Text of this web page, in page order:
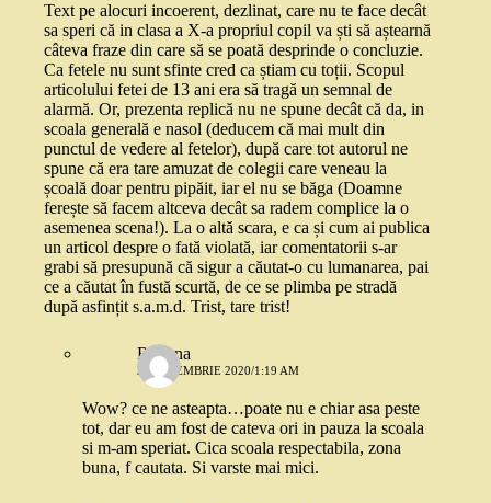
Text pe alocuri incoerent, dezlinat, care nu te face decât
sa speri că in clasa a X-a propriul copil va ști să aștearnă
câteva fraze din care să se poată desprinde o concluzie.
Ca fetele nu sunt sfinte cred ca știam cu toții. Scopul
articolului fetei de 13 ani era să tragă un semnal de
alarmă. Or, prezenta replică nu ne spune decât că da, in
scoala generală e nasol (deducem că mai mult din
punctul de vedere al fetelor), după care tot autorul ne
spune că era tare amuzat de colegii care veneau la
școală doar pentru pipăit, iar el nu se băga (Doamne
ferește să facem altceva decât sa radem complice la o
asemenea scena!). La o altă scara, e ca și cum ai publica
un articol despre o fată violată, iar comentatorii s-ar
grabi să presupună că sigur a căutat-o cu lumanarea, pai
ce a căutat în fustă scurtă, de ce se plimba pe stradă
după asfințit s.a.m.d. Trist, tare trist!
Roxana
3 SEPTEMBRIE 2020/1:19 AM
Wow? ce ne asteapta…poate nu e chiar asa peste
tot, dar eu am fost de cateva ori in pauza la scoala
si m-am speriat. Cica scoala respectabila, zona
buna, f cautata. Si varste mai mici.